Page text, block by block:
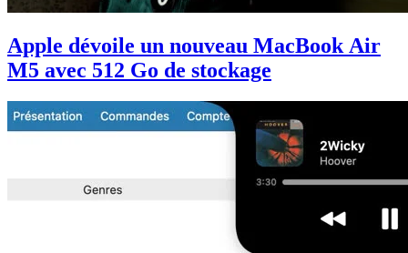
Apple dévoile un nouveau MacBook Air
M5 avec 512 Go de stockage